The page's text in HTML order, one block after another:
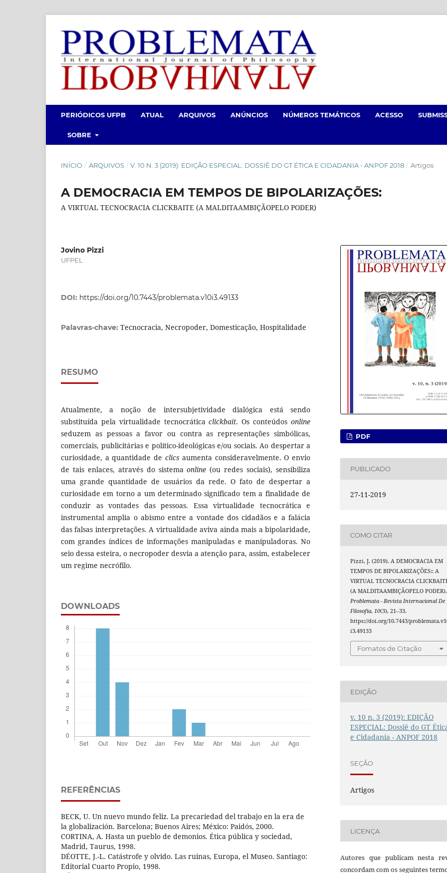
PERIÓDICOS UFPB ATUAL ARQUIVOS ANÚNCIOS NÚMEROS TEMÁTICOS ACESSO
SOBRE
INÍCIO / ARQUIVOS / V. 10 N. 3 (2019): EDIÇÃO ESPECIAL: DOSSIÊ DO GT ÉTICA E CIDADANIA - ANPOF 2018 / Artigos
A DEMOCRACIA EM TEMPOS DE BIPOLARIZAÇÕES:
A VIRTUAL TECNOCRACIA CLICKBAITE (A MALDITAAMBIÇÃOPELO PODER)
Jovino Pizzi
UFPEL
DOI: https://doi.org/10.7443/problemata.v10i3.49133
Palavras-chave: Tecnocracia, Necropoder, Domesticação, Hospitalidade
RESUMO
Atualmente, a noção de intersubjetividade dialógica está sendo
substituída pela virtualidade tecnocráticaclickbait. Os conteúdosonline
seduzem as pessoas a favor ou contra as representações simbólicas,
comerciais, publicitárias e político-ideológicas e/ou sociais. Ao despertar a
curiosidade, a quantidade de clicsaumenta consideravelmente. O envio
de tais enlaces, através do sistemaonline (ou redes sociais), sensibiliza
uma grande quantidade de usuários da rede. O fato de despertar a
curiosidade em torno a um determinado significado tem a finalidade de
conduzir as vontades das pessoas. Essa virtualidade tecnocrática e
instrumental amplia o abismo entre a vontade dos cidadãos e a falácia
das falsas interpretações. A virtualidade aviva ainda mais a bipolaridade,
com grandes índices de informações manipuladas e manipuladoras. No
seio dessa esteira, o necropoder desvia a atenção para, assim, estabelecer
um regime necrófilo.
DOWNLOADS
REFERÊNCIAS
BECK, U. Un nuevo mundo feliz. La precariedad del trabajo en la era de
la globalización. Barcelona; Buenos Aires; México: Paidós, 2000.
CORTINA, A. Hasta un pueblo de demonios. Ética pública y sociedad,
Madrid, Taurus, 1998.
DÉOTTE, J.-L. Catástrofe y olvido. Las ruinas, Europa, el Museo. Santiago:
Editorial Cuarto Propio, 1998.
PDF
PUBLICADO
27-11-2019
COMO CITAR
Pizzi, J. (2019). A DEMOCRACIA EM
TEMPOS DE BIPOLARIZAÇÕES:: A
VIRTUAL TECNOCRACIA
(A MALDITAAMBIÇÃOPELO PODER).
Problemata - Revista Internacional De
Filosofia, 10(3), 21–33.
https://doi.org/10.7443/
i3.49133
Fomatos de Citação
EDIÇÃO
v. 10 n. 3 (2019): EDIÇÃO
ESPECIAL: Dossiê do GT
e Cidadania - ANPOF 2018
SEÇÃO
Artigos
LICENÇA
Autores que publicam nesta
concordam com os seguintes